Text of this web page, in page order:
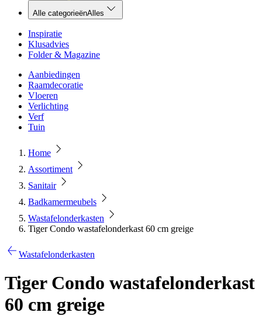
Alle categorieënAlles
Inspiratie
Klusadvies
Folder & Magazine
Aanbiedingen
Raamdecoratie
Vloeren
Verlichting
Verf
Tuin
Home
Assortiment
Sanitair
Badkamermeubels
Wastafelonderkasten
Tiger Condo wastafelonderkast 60 cm greige
Wastafelonderkasten
Tiger Condo wastafelonderkast
60 cm greige